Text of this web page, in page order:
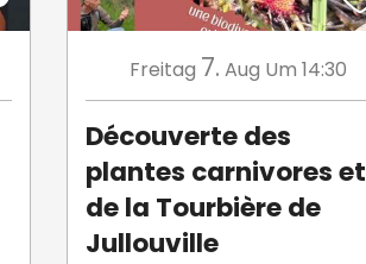
Freitag 7. Aug Um 14:30
Découverte des
plantes carnivores et
de la Tourbière de
Jullouville